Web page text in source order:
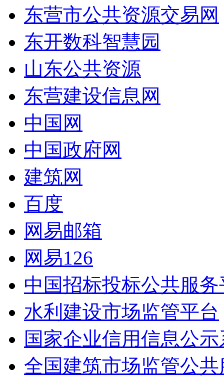
东营市公共资源交易网
东开数科智慧园
山东公共资源
东营建设信息网
中国网
中国政府网
建筑网
百度
网易邮箱
网易126
中国招标投标公共服务
水利建设市场监管平台
国家企业信用信息公
全国建筑市场监管公